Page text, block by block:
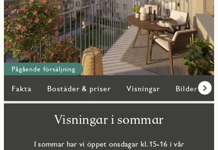
Pågående försäljning
Fakta Bostäder & priser Visningar Bilder
Visningar i sommar
I sommar har vi öppet onsdagar kl.15-16 i vår